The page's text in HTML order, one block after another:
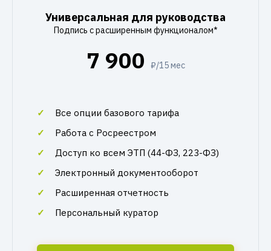
Универсальная для руководства
Подпись с расширенным функционалом*
7 900 ₽/15 мес
Все опции базового тарифа
Работа с Росреестром
Доступ ко всем ЭТП (44-ФЗ, 223-ФЗ)
Электронный документооборот
Расширенная отчетность
Персональный куратор